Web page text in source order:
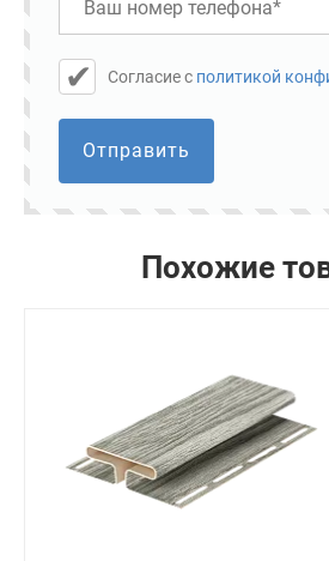
Cогласие с политикой
Отправить
Похожие